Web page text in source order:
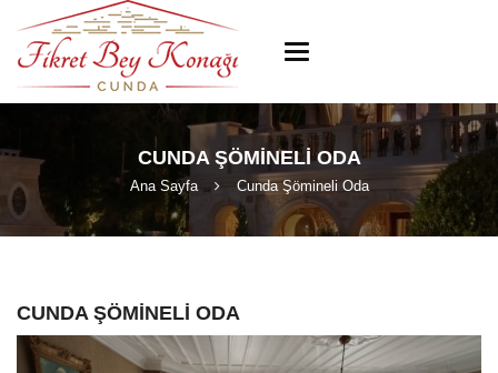
Toggle
navigation
CUNDA ŞÖMINELI ODA
Ana Sayfa Cunda Şömineli Oda
CUNDA ŞÖMINELI ODA